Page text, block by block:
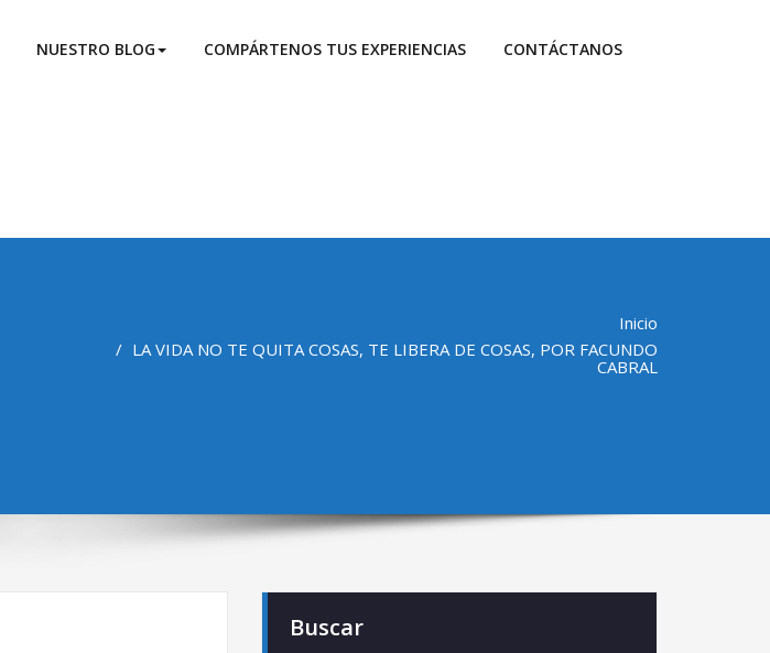
NUESTRO BLOG COMPÁRTENOS TUS EXPERIENCIAS CONTÁCTANOS
Inicio
LA VIDA NO TE QUITA COSAS, TE LIBERA DE COSAS, POR FACUNDO
CABRAL
Buscar